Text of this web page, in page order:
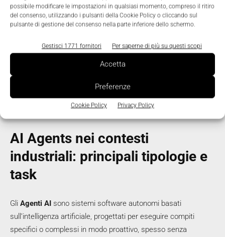
possibile modificare le impostazioni in qualsiasi momento, compreso il ritiro
del consenso, utilizzando i pulsanti della Cookie Policy o cliccando sul
pulsante di gestione del consenso nella parte inferiore dello schermo.
Gestisci 1771 fornitori Per saperne di più su questi scopi
Accetta
Preferenze
Cookie Policy Privacy Policy
Un secondo livello di integrazione prevede l’AI come supporto
decisionale in grado di stimare stati non misurabili
direttamente, predire l’evoluzione del processo e suggerire
azioni correttive. L’autorità finale resta comunque al controllo
deterministico o all’operatore (approccio
Nei contesti più maturi, infine, l’AI può influenzare direttamente
il comportamento del sistema, ma solo a livello locale.
AI Agents nei contesti
industriali: principali tipologie e
task
Gli Agenti AI sono sistemi software autonomi basati
sull’intelligenza artificiale, progettati per eseguire compiti
specifici o complessi in modo proattivo, spesso senza